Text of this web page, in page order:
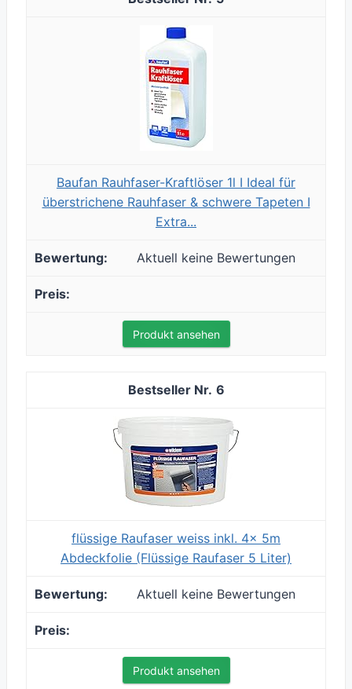
Baufan Rauhfaser-Kraftlöser 1l I Ideal für
überstrichene Rauhfaser & schwere Tapeten I
Extra...
Aktuell keine Bewertungen
Produkt ansehen
6
flüssige Raufaser weiss inkl. 4x 5m
Abdeckfolie (Flüssige Raufaser 5 Liter)
Aktuell keine Bewertungen
Produkt ansehen